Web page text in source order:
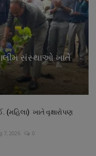
સંસ્થાઓ ખાતે
ખાતે વૃક્ષારોપણ
7, 2026 0